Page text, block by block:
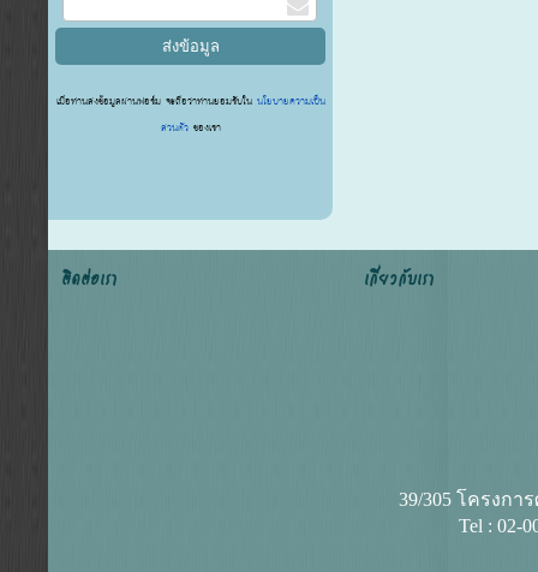
เมื่อท่านส่งข้อมูลผ่านฟอร์ม จะถือว่าท่านยอมรับในนโยบายความเป็น
ส่วนตัว ของเรา
ติดต่อเรา เกี่ยวกับเรา
39/305 โครงก
Tel : 02-